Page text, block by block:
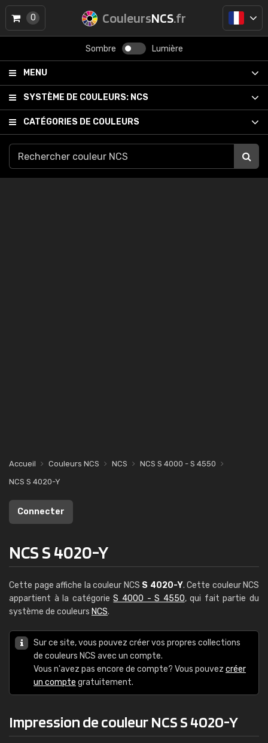
CouleursNCS.fr
Sombre Lumière
MENU
SYSTÈME DE COULEURS: NCS
CATÉGORIES DE COULEURS
0
Accueil Couleurs NCS NCS
NCS S 4000 - S 4550
NCS S 4020-Y
Connecter
NCS S 4020-Y
Cette page affiche la couleur NCS S 4020-Y. Cette couleur NCS
appartient à la catégorieS 4000 - S 4550, qui fait partie du
système de couleurs NCS.
Sur ce site, vous pouvez créer vos propres collections
de couleurs NCS avec un compte.
Vous n'avez pas encore de compte? Vous pouvez créer
un compte gratuitement.
Impression de couleur NCS S 4020-Y